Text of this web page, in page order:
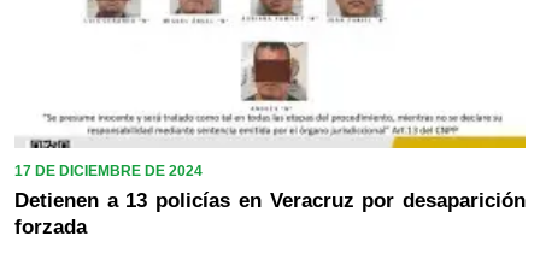
17 DE DICIEMBRE DE 2024
Detienen a 13 policías en Veracruz por desaparición
forzada